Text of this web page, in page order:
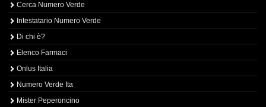
Cerca Numero Verde
Intestatario Numero Verde
Di chi è?
Elenco Farmaci
Onlus Italia
Numero Verde Ita
Mister Peperoncino